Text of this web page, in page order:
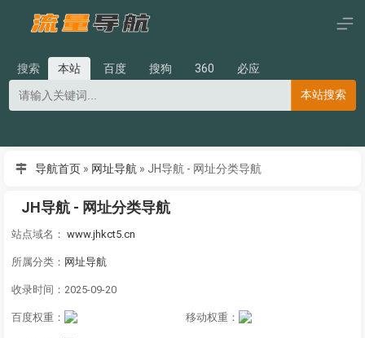
搜索 本站 百度 搜狗 360
必应
本站搜索
导航首页 » 网址导航 » JH导航 - 网址分类导航
JH导航 - 网址分类导航
站点域名： www.jhkct5.cn
所属分类： 网址导航
收录时间：2025-09-20
百度权重： 移动权重：